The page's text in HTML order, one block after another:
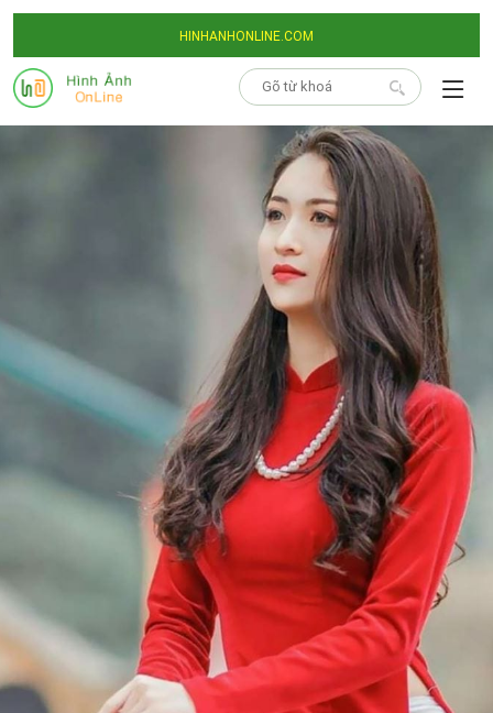
HINHANHONLINE.COM